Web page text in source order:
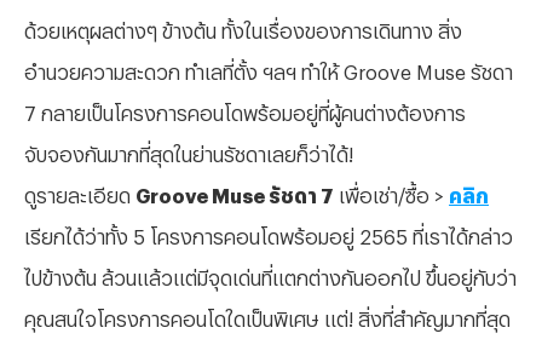
ด้วยเหตุผลต่างๆ ข้างต้น ทั้งในเรื่องของการเดินทาง สิ่ง
อำนวยความสะดวก ทำเลที่ตั้ง ฯลฯ ทำให้ Groove Muse รัชดา
7 กลายเป็นโครงการคอนโดพร้อมอยู่ที่ผู้คนต่างต้องการ
จับจองกันมากที่สุดในย่านรัชดาเลยก็ว่าได้!
ดูรายละเอียด Groove Muse รัชดา 7 เพื่อเช่า/ซื้อ > คลิก
เรียกได้ว่าทั้ง 5 โครงการคอนโดพร้อมอยู่ 2565 ที่เราได้กล่าว
ไปข้างต้น ล้วนแล้วแต่มีจุดเด่นที่แตกต่างกันออกไป ขึ้นอยู่กับว่า
คุณสนใจโครงการคอนโดใดเป็นพิเศษ แต่! สิ่งที่สำคัญมากที่สุด